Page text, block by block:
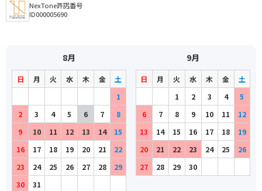
NexTone許諾番号
ID000005690
8月
日 月 火 水 木 金
土
1
2
3 4 5 6 7
8
9
10 11 12 13 14
15
16
17 18 19 20 21
22
23
24 25 26 27 28
29
30
31
9月
日 月 火 水 木 金
土
1
2 3 4
5
6
7 8 9 10 11
12
13
14 15 16 17 18
19
20
21 22 23 24 25
26
27
28 29 30